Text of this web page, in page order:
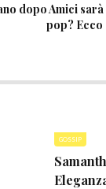
dopo Amici
pop?
GOSSIP